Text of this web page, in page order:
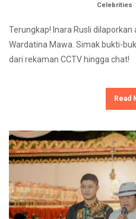
Celebrities
Terungkap! Inara Rusli
Wardatina Mawa. Simak bukti-
dari rekaman CCTV hingga chat!
Read